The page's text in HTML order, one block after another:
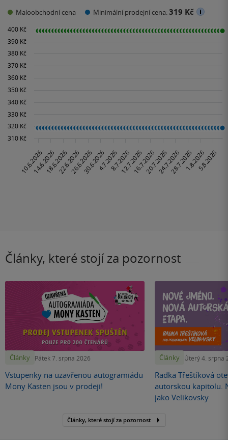
Maloobchodní cena Minimální prodejní cena:319 Kč
Články, které stojí za pozornost
Články Pátek 7. srpna 2026
Vstupenky na uzavřenou autogramiádu
Mony Kasten jsou v prodeji!
Články Úterý 4. srpna
Radka Třeštíková
autorskou kapitolu.
jako Velikovsky
Články, které stojí za pozornost